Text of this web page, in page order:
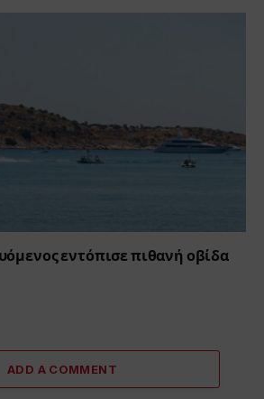
εντόπισε πιθανή οβίδα
ADD A COMMENT